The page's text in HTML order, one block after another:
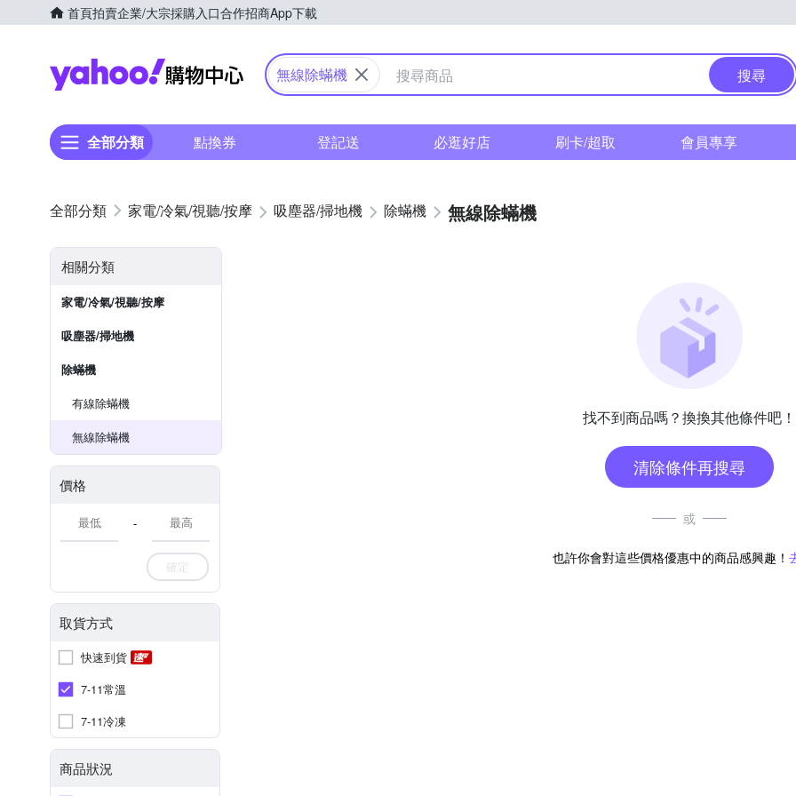
首頁拍賣企業/大宗採購入口合作招商App下載
Yahoo購物中心
無線除蟎機 搜尋
全部分類 點換券 登記送 必逛好店 刷卡/超取 會員專享
家電/冷氣/視聽/按摩 吸塵器/掃地機 除蟎機 無線除蟎機
相關分類
家電/冷氣/視聽/按摩
吸塵器/掃地機
除蟎機
有線除蟎機
無線除蟎機
價格
-
確定
取貨方式
快速到貨
7-11常溫
7-11冷凍
商品狀況
找不到商品嗎？換換其他條件吧！
清除條件再搜尋
或
也許你會對這些價格優惠中的商品感興趣！